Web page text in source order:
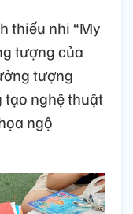
thiếu nhi “My
tượng của
tượng
tạo nghệ thuật
ngộ